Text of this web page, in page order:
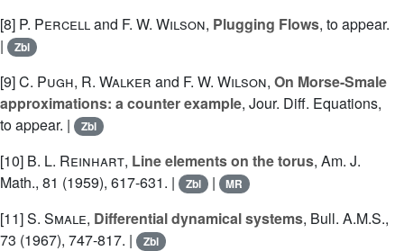
[8] P. Percelland F. W. Wilson, Plugging Flows, to appear.
|
Zbl
[9]C. Pugh, R. Walker and F. W. Wilson, On Morse-Smale
approximations: a counter example, Jour. Diff. Equations,
to appear. |
Zbl
[10] B. L. Reinhart, Line elements on the torus, Am. J.
Math., 81 (1959), 617-631. |
Zbl | MR
[11]S. Smale, Differential dynamical systems, Bull. A.M.S.,
73 (1967), 747-817. |
Zbl